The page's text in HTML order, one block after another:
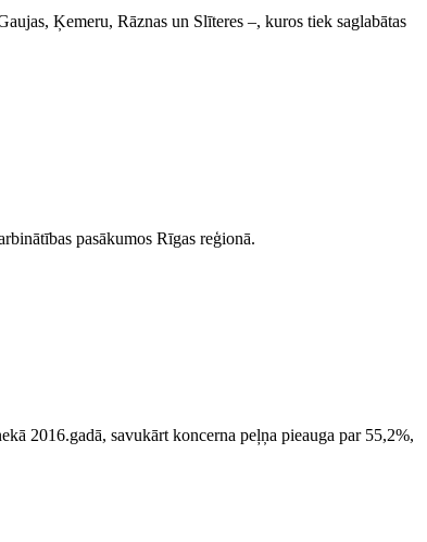
Ķemeru, Rāznas un Slīteres –, kuros tiek saglabātas
pasākumos Rīgas reģionā.
2016.gadā, savukārt koncerna peļņa pieauga par 55,2%,